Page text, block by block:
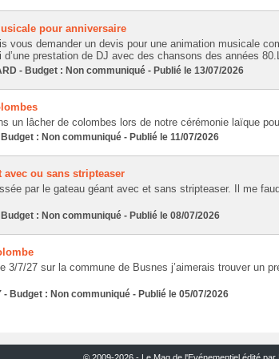
pour anniversaire
vous demander un devis pour une animation musicale
prestation de DJ avec des chansons des années
- Budget : Non communiqué - Publié le 13/07/2026
un lâcher de colombes lors de notre cérémonie laïque
: Non communiqué - Publié le 11/07/2026
avec ou sans stripteaser
par le gateau géant avec et sans stripteaser. Il me
: Non communiqué - Publié le 08/07/2026
3/7/27 sur la commune de Busnes j’aimerais trouver un
- Budget : Non communiqué - Publié le 05/07/2026